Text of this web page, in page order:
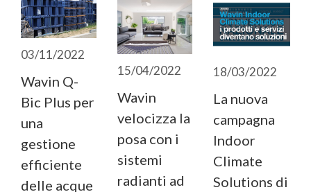
03/11/2022
Wavin Q-
Bic Plus per
una
gestione
efficiente
delle acque
15/04/2022
Wavin
velocizza la
posa con i
sistemi
radianti ad
18/03/2022
La nuova
campagna
Indoor
Climate
Solutions di